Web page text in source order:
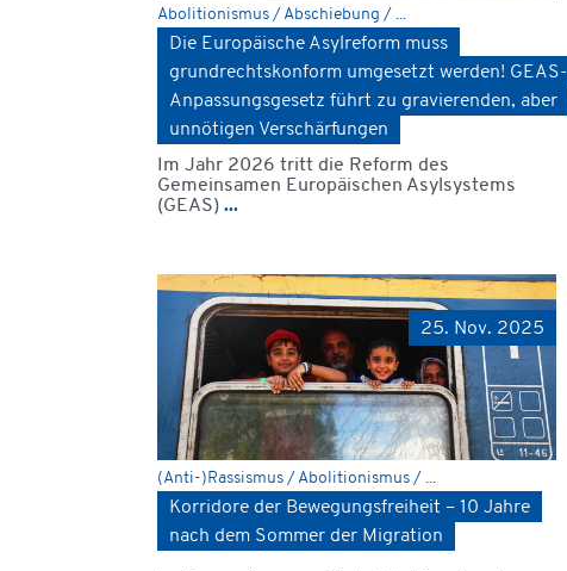
Abolitionismus / Abschiebung / ...
Die Europäische Asylreform muss
grundrechtskonform umgesetzt werden! GEAS-
Anpassungsgesetz führt zu gravierenden, aber
unnötigen Verschärfungen
Im Jahr 2026 tritt die Reform des
Gemeinsamen Europäischen Asylsystems
(GEAS) ...
25. Nov. 2025
(Anti-)Rassismus / Abolitionismus / ...
Korridore der Bewegungsfreiheit – 10 Jahre
nach dem Sommer der Migration